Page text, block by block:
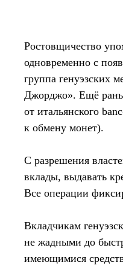
Ростовщичество
одновременно с
группа генуэзских
Джорджо». Ещё
от итальянского
к обмену монет).
С разрешения
вклады, выдавать
Все операции
Вкладчикам
не жадными до
имеющимися